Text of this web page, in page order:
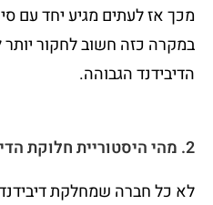
מכך אז לעתים מגיע יחד עם
במקרה כזה חשוב לחקור
הדיבידנד הגבוהה.
2. מהי היסטוריית חלוקת הדיבידנד של אותה חברה?
לא כל חברה שמחלקת